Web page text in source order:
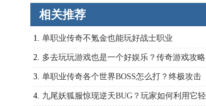
相关推荐
1. 单职业传奇不氪金也能玩好战士职业
2. 多去玩玩游戏也是一个好娱乐？传奇游戏攻略
问题型标题带问号？
3. 单职业传奇各个世界BOSS怎么打？终极攻击
技巧与实战策略详解
4. 九尾妖狐服惊现逆天BUG？玩家如何利用它轻